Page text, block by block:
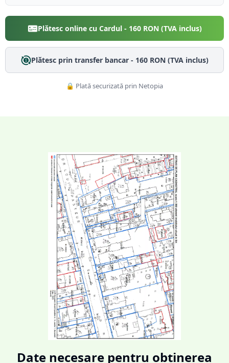
Plătesc online cu Cardul - 160RON (TVA inclus)
Plătesc prin transfer bancar - 160RON (TVA inclus)
🔒 Plată securizată prin Netopia
Date necesare pentru obținerea